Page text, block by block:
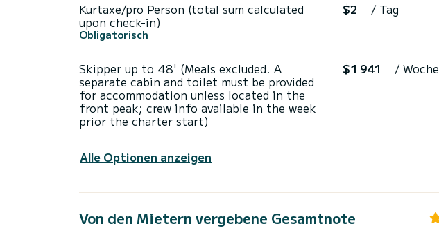
Kurtaxe/pro Person (total sum calculated
upon check-in)
Obligatorisch
$2 / Tag
Skipper up to 48' (Meals excluded. A
separate cabin and toilet must be provided
for accommodation unless located in the
front peak; crew info available in the week
prior the charter start)
$1 941 / Woche
Alle Optionen anzeigen
Von den Mietern vergebene Gesamtnote